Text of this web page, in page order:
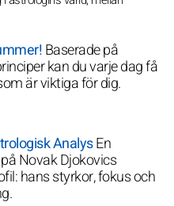
Baserade på
kan du varje dag få
är viktiga för dig.
AnalysEn
Novak Djokovics
hans styrkor, fokus och